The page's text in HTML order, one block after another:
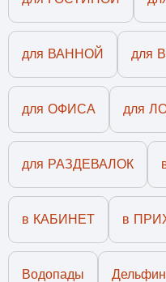
для ВАННОЙ для
для ОФИСА для
для РАЗДЕВАЛОК
в КАБИНЕТ в
Водопады